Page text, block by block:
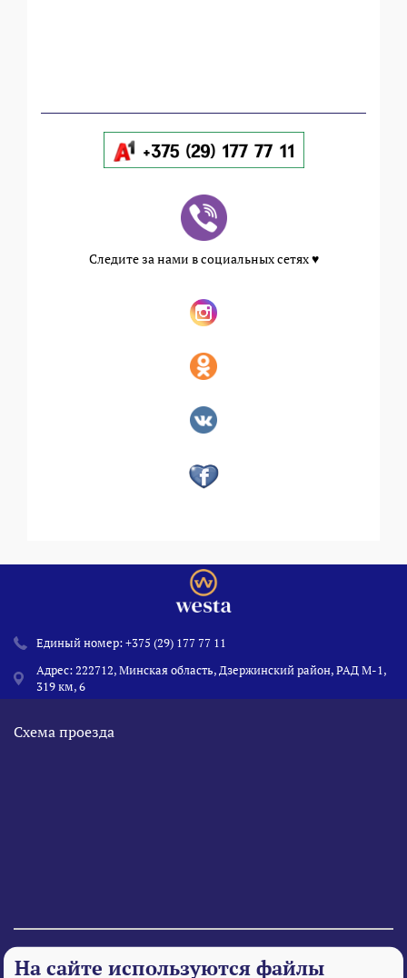
Следите за нами в социальных сетях ♥
Единый номер:+375 (29) 177 77 11
Адрес: 222712, Минская область, Дзержинский район, РАД М-1,
319 км, 6
Схема проезда
© 1995 - 2026 «Веста» Все права защищены.
На сайте используются файлы